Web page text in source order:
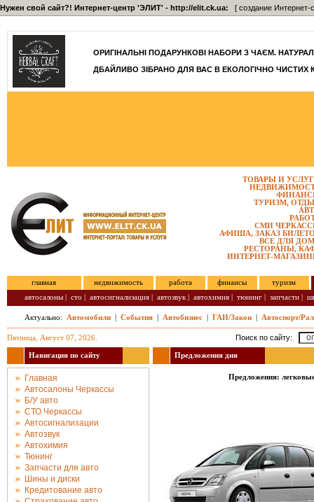
Нужен свой сайт?! Интернет-центр 'ЭЛИТ' - http://elit.ck.ua: [ создание Интернет-
]
ОРИГІНАЛЬНІ ПОДАРУНКОВІ НАБОРИ З ЧАЄМ.
ДБАЙЛИВО ЗІБРАНО ДЛЯ ВАС В ЕКОЛОГІЧНО ЧИСТИХ
ТОВАРЫ И
ТУРИЗМ,
СМИ
АФИША, ЗАКАЗ
ВСЕ ДЛЯ
РЕСТОРАНЫ,
ИНТЕРНЕТ-
главная недвижимость работа финансы
туризм
автосалоны
сто автосигнализация автозвук автохимия тюнинг запчасти
Актуально: Автомобили | События | Автобизнес | ГАИ/Закон | Автоспорт/
Пятница, Август 07, 2026. Поиск по сайту:
Навигация по сайту
Главная
Автосалоны Черкассы
Б/У авто
СТО Черкассы
Автосигнализации
Автозвук
Автохимия
Тюнинг
Запчасти для авто
Шины и диски
Кредитование авто
Предложения дня
Предложения: